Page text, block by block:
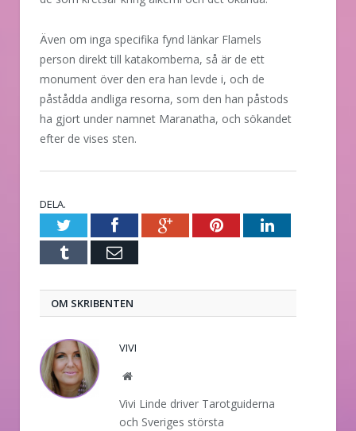
Även om inga specifika fynd länkar Flamels
person direkt till katakomberna, så är de ett
monument över den era han levde i, och de
påstådda andliga resorna, som den han påstods
ha gjort under namnet Maranatha, och sökandet
efter de vises sten.
DELA.
TwitterFacebookGoogle+PinterestLinkedIn
Tumblr E-
OM SKRIBENTEN
VIVI
Website
Vivi Linde driver Tarotguiderna
och Sveriges största